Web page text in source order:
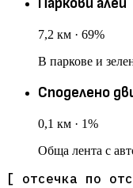
Паркови алеи
7,2 км · 69%
В паркове и
Споделено
0,1 км · 1%
Обща лента с
[ отсечка по